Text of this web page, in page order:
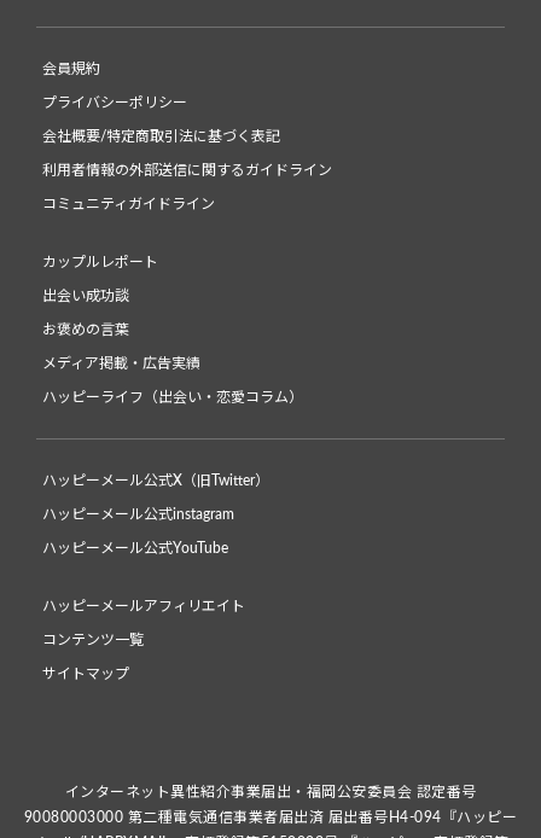
会員規約
プライバシーポリシー
会社概要/特定商取引法に基づく表記
利用者情報の外部送信に関するガイドライン
コミュニティガイドライン
カップルレポート
出会い成功談
お褒めの言葉
メディア掲載・広告実績
ハッピーライフ（出会い・恋愛コラム）
ハッピーメール公式X（旧Twitter）
ハッピーメール公式instagram
ハッピーメール公式YouTube
ハッピーメールアフィリエイト
コンテンツ一覧
サイトマップ
インターネット異性紹介事業届出・福岡公安委員会 認定番号
90080003000 第二種電気通信事業者届出済 届出番号H4-094『ハッピー